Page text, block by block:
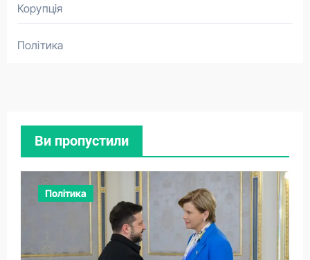
Корупція
Політика
Ви пропустили
Політика